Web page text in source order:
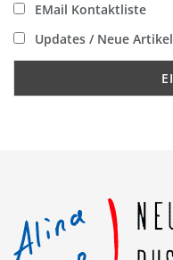
EMail Kontaktliste
Updates / Neue Artikel